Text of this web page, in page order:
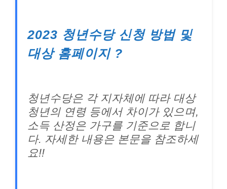
2023 청년수당 신청 방법 및
대상 홈페이지 ?
청년수당은 각 지자체에 따라 대상
청년의 연령 등에서 차이가 있으며,
소득 산정은 가구를 기준으로 합니
다. 자세한 내용은 본문을 참조하세
요!!